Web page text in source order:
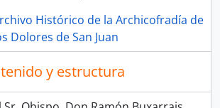
Histórico de la Archicofradía de
Dolores de San Juan
y estructura